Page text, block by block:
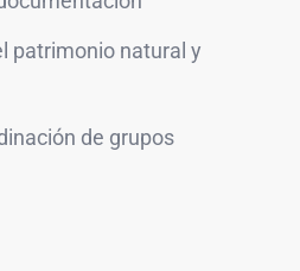
patrimonio natural y
de grupos